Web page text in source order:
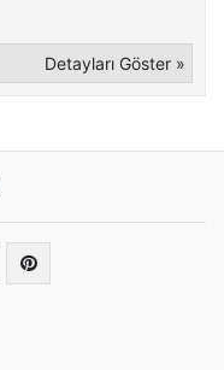
Detayları Göster »